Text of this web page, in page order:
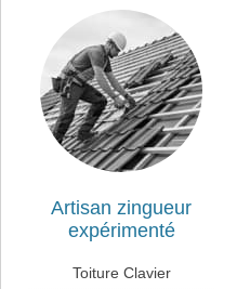
Artisan zingueur
expérimenté
Toiture Clavier